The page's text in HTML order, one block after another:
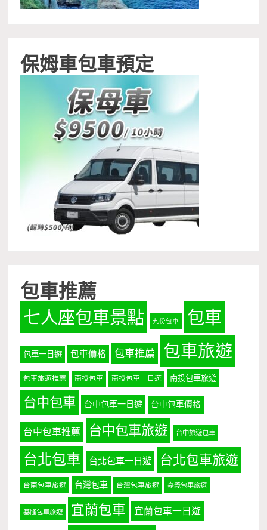
保姆車包車預定
包車推薦
七人座包車景點 九份包車 包車
包車一日遊 包車價格 包車推薦 包車旅遊
包車旅遊推薦 南投包車 南投包車一日遊 南投包車旅遊
台中包車 台中包車一日遊 台中包車價格
台中包車推薦 台中包車旅遊 台中旅遊包車
台北包車 台北包車一日遊 台北包車旅遊
台南包車旅遊 台灣包車 台灣包車旅遊 嘉義包車旅遊
基隆包車旅遊 宜蘭包車 宜蘭包車一日遊